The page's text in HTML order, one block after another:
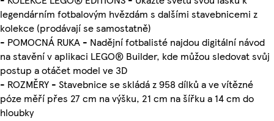
legendárním fotbalovým hvězdám s dalšími stavebnicemi z
kolekce (prodávají se samostatně)
- POMOCNÁ RUKA - Nadějní fotbalisté najdou digitální návod
na stavění v aplikaci LEGO® Builder, kde můžou sledovat svůj
postup a otáčet model ve 3D
- ROZMĚRY - Stavebnice se skládá z 958 dílků a ve vítězné
póze měří přes 27 cm na výšku, 21 cm na šířku a 14 cm do
hloubky